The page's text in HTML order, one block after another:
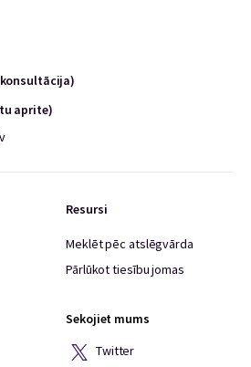
konsultācija)
aprite)
Resursi
Meklēt pēc atslēgvārda
Pārlūkot tiesību jomas
Sekojiet mums
Twitter